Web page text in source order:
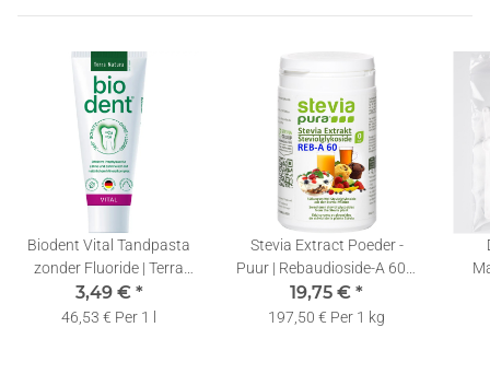
Biodent Vital Tandpasta
zonder Fluoride | Terra
Natura Tandpasta Fluoride
Vrij | 1 x 75ml
3,49 € *
46,53 € Per 1 l
Stevia Extract Poeder -
Puur | Rebaudioside-A 60%
| Gratis Doseerlepel | 100g
19,75 € *
197,50 € Per 1 kg